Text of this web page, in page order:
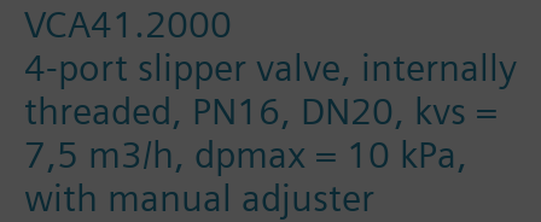
VCA41.2000
4-port slipper valve, internally
threaded, PN16, DN20, kvs =
7,5 m3/h, dpmax = 10 kPa,
with manual adjuster